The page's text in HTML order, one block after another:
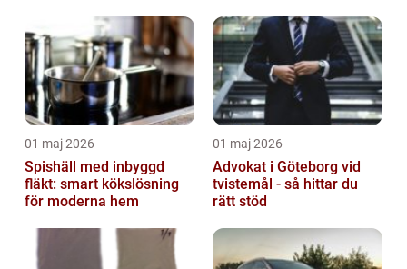
01 maj 2026
Spishäll med inbyggd
fläkt: smart kökslösning
för moderna hem
01 maj 2026
Advokat i Göteborg vid
tvistemål - så hittar du
rätt stöd